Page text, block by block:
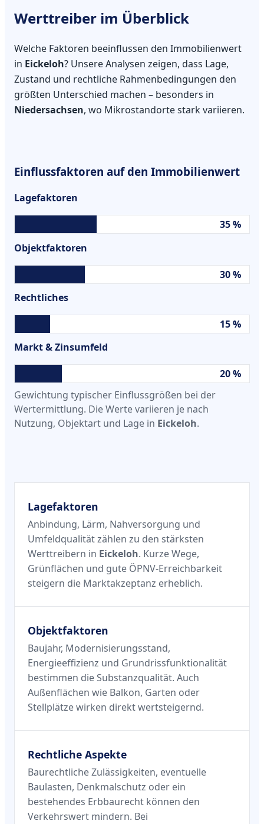
Werttreiber im Überblick
Welche Faktoren beeinflussen den Immobilienwert
in Eickeloh? Unsere Analysen zeigen, dass Lage,
Zustand und rechtliche Rahmenbedingungen den
größten Unterschied machen – besonders in
Niedersachsen, wo Mikrostandorte stark variieren.
Einflussfaktoren auf den Immobilienwert
Lagefaktoren
35 %
Objektfaktoren
30 %
Rechtliches
15 %
Markt & Zinsumfeld
20 %
Gewichtung typischer Einflussgrößen bei der
Wertermittlung. Die Werte variieren je nach
Nutzung, Objektart und Lage in Eickeloh.
Lagefaktoren
Anbindung, Lärm, Nahversorgung und
Umfeldqualität zählen zu den stärksten
Werttreibern in Eickeloh. Kurze Wege,
Grünflächen und gute ÖPNV-Erreichbarkeit
steigern die Marktakzeptanz erheblich.
Objektfaktoren
Baujahr, Modernisierungsstand,
Energieeffizienz und Grundrissfunktionalität
bestimmen die Substanzqualität. Auch
Außenflächen wie Balkon, Garten oder
Stellplätze wirken direkt wertsteigernd.
Rechtliche Aspekte
Baurechtliche Zulässigkeiten, eventuelle
Baulasten, Denkmalschutz oder ein
bestehendes Erbbaurecht können den
Verkehrswert mindern. Bei